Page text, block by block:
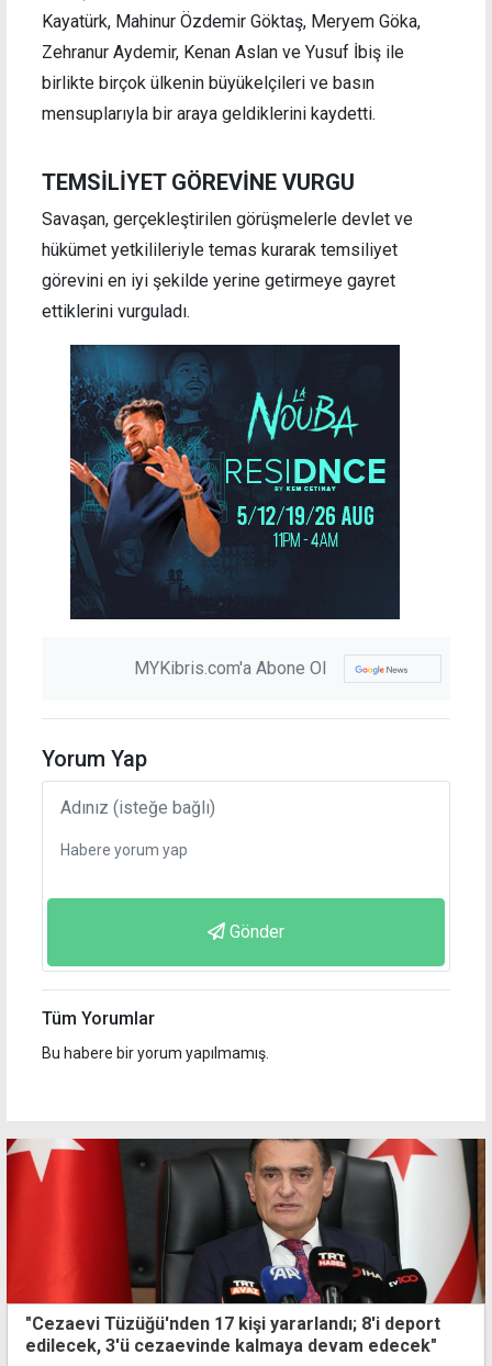
Kayatürk, Mahinur Özdemir Göktaş, Meryem Göka,
Zehranur Aydemir, Kenan Aslan ve Yusuf İbiş ile
birlikte birçok ülkenin büyükelçileri ve basın
mensuplarıyla bir araya geldiklerini kaydetti.
TEMSİLİYET GÖREVİNE VURGU
Savaşan, gerçekleştirilen görüşmelerle devlet ve
hükümet yetkilileriyle temas kurarak temsiliyet
görevini en iyi şekilde yerine getirmeye gayret
ettiklerini vurguladı.
MYKibris.com'a Abone Ol
Yorum Yap
Gönder
Tüm Yorumlar
Bu habere bir yorum yapılmamış.
"Cezaevi Tüzüğü'nden 17 kişi yararlandı; 8'i deport
edilecek, 3'ü cezaevinde kalmaya devam edecek"